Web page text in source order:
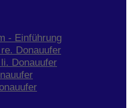
- Einführung
Donauufer
Donauufer